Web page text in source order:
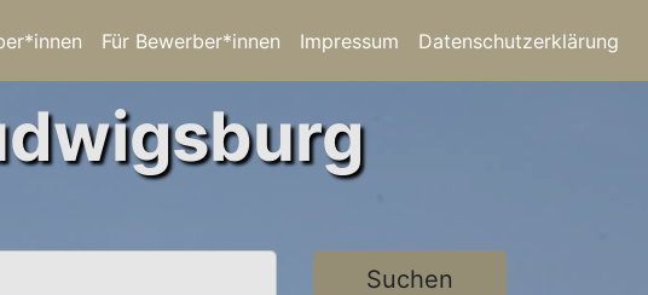
Für Bewerber*innen Impressum Datenschutzerklärung
Suchen